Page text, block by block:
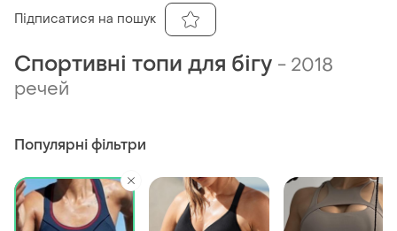
Спортивні топи для бігу - 2018
речей
Популярні фільтри
Підписатися на пошук